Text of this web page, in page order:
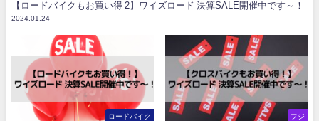
【ロードバイクもお買い得 2】ワイズロード 決算SALE開催中です～！
2024.01.24
ロードバイク フジ